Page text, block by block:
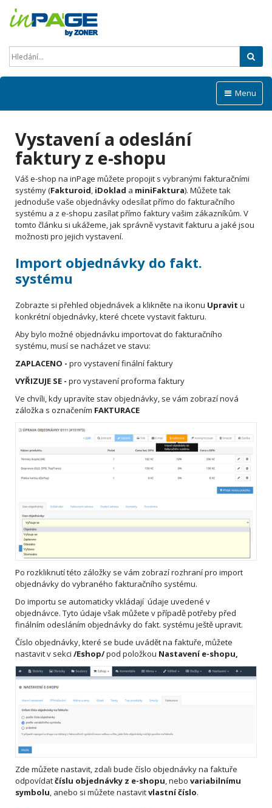
Menu
Vystavení a odeslání
faktury z e-shopu
Váš e-shop na inPage můžete propojit s vybranými fakturačními
systémy (Fakturoid, iDoklad a miniFaktura). Můžete tak
jednoduše vaše objednávky odesílat přímo do fakturačního
systému a z e-shopu zasílat přímo faktury vašim zákazníkům. V
tomto článku si ukážeme, jak správně vystavit fakturu a jaké jsou
možnosti pro jejich vystavení.
Import objednávky do fakt.
systému
Zobrazte si přehled objednávek a klikněte na ikonu Upravit u
konkrétní objednávky, které chcete vystavit fakturu.
Aby bylo možné objednávku importovat do fakturačního
systému, musí se nacházet ve stavu:
ZAPLACENO - pro vystavení finální faktury
VYŘIZUJE SE - pro vystavení proforma faktury
Ve chvíli, kdy upravíte stav objednávky, se vám zobrazí nová
záložka s označením FAKTURACE
Po rozkliknutí této záložky se vám zobrazí rozhraní pro import
objednávky do vybraného fakturačního systému.
Do importu se automaticky vkládají údaje uvedené v
objednávce. Tyto údaje však můžete v případě potřeby před
finálním odesláním objednávky do fakt. systému ještě upravit.
Číslo objednávky, které se bude uvádět na faktuře, můžete
nastavit v sekci /Eshop/pod položkou Nastavení e-shopu,
Zde můžete nastavit, zdali bude číslo objednávky na faktuře
odpovídatčíslu objednávky z e-shopu, nebo variabilnímu
symbolu, anebo si můžete nastavitvlastní číslo.